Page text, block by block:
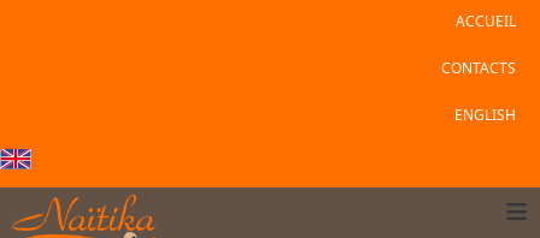
ACCUEIL
CONTACTS
ENGLISH
≡